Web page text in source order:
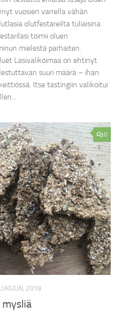
vuosien varrella vähän
olutfestareilta tuliaisina.
toimii oluen
mielestä parhaiten.
Lasivalikoimaa on ehtinyt
suuri määrä – ihan
Itse tastingiin valikoitui
0
2018
mysliä